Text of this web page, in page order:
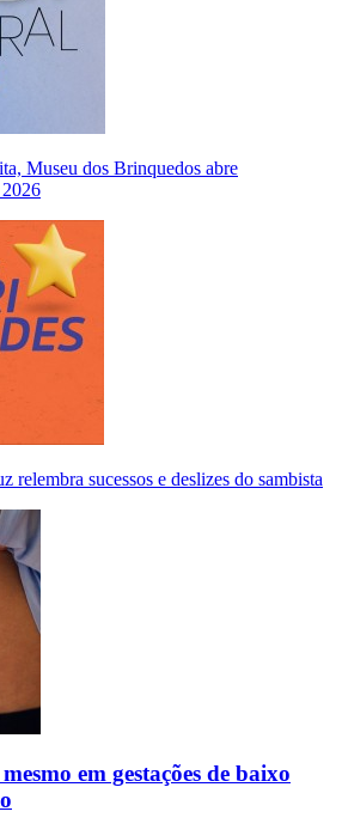
Museu dos Brinquedos abre
sucessos e deslizes do sambista
em gestações de baixo